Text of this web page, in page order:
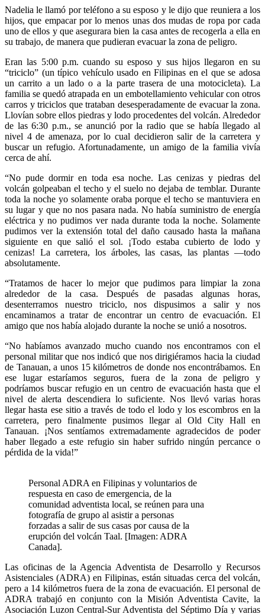
Nadelia le llamó por teléfono a su esposo y le dijo que reuniera a los
hijos, que empacar por lo menos unas dos mudas de ropa por cada
uno de ellos y que asegurara bien la casa antes de recogerla a ella en
su trabajo, de manera que pudieran evacuar la zona de peligro.
Eran las 5:00 p.m. cuando su esposo y sus hijos llegaron en su
“triciclo” (un típico vehículo usado en Filipinas en el que se adosa
un carrito a un lado o a la parte trasera de una motocicleta). La
familia se quedó atrapada en un embotellamiento vehicular con otros
carros y triciclos que trataban desesperadamente de evacuar la zona.
Llovían sobre ellos piedras y lodo procedentes del volcán. Alrededor
de las 6:30 p.m., se anunció por la radio que se había llegado al
nivel 4 de amenaza, por lo cual decidieron salir de la carretera y
buscar un refugio. Afortunadamente, un amigo de la familia vivía
cerca de ahí.
“No pude dormir en toda esa noche. Las cenizas y piedras del
volcán golpeaban el techo y el suelo no dejaba de temblar. Durante
toda la noche yo solamente oraba porque el techo se mantuviera en
su lugar y que no nos pasara nada. No había suministro de energía
eléctrica y no pudimos ver nada durante toda la noche. Solamente
pudimos ver la extensión total del daño causado hasta la mañana
siguiente en que salió el sol. ¡Todo estaba cubierto de lodo y
cenizas! La carretera, los árboles, las casas, las plantas —todo
absolutamente.
“Tratamos de hacer lo mejor que pudimos para limpiar la zona
alrededor de la casa. Después de pasadas algunas horas,
desenterramos nuestro triciclo, nos dispusimos a salir y nos
encaminamos a tratar de encontrar un centro de evacuación. El
amigo que nos había alojado durante la noche se unió a nosotros.
“No habíamos avanzado mucho cuando nos encontramos con el
personal militar que nos indicó que nos dirigiéramos hacia la ciudad
de Tanauan, a unos 15 kilómetros de donde nos encontrábamos. En
ese lugar estaríamos seguros, fuera de la zona de peligro y
podríamos buscar refugio en un centro de evacuación hasta que el
nivel de alerta descendiera lo suficiente. Nos llevó varias horas
llegar hasta ese sitio a través de todo el lodo y los escombros en la
carretera, pero finalmente pusimos llegar al Old City Hall en
Tanauan. ¡Nos sentíamos extremadamente agradecidos de poder
haber llegado a este refugio sin haber sufrido ningún percance o
pérdida de la vida!”
Personal ADRA en Filipinas y voluntarios de
respuesta en caso de emergencia, de la
comunidad adventista local, se reúnen para una
fotografía de grupo al asistir a personas
forzadas a salir de sus casas por causa de la
erupción del volcán Taal. [Imagen: ADRA
Canada].
Las oficinas de la Agencia Adventista de Desarrollo y Recursos
Asistenciales (ADRA) en Filipinas, están situadas cerca del volcán,
pero a 14 kilómetros fuera de la zona de evacuación. El personal de
ADRA trabajó en conjunto con la Misión Adventista Cavite, la
Asociación Luzon Central-Sur Adventista del Séptimo Día y varias